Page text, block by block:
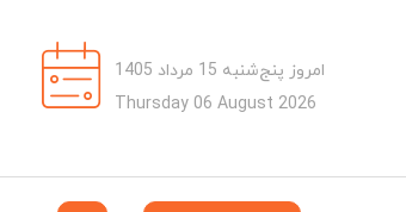
امروز پنج‌شنبه 15 مرداد 1405
Thursday 06 August 2026